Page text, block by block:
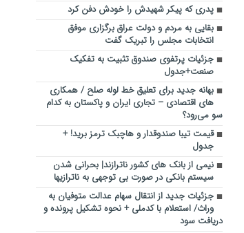
پدری که پیکر شهیدش را خودش دفن کرد
بقایی به مردم و دولت عراق برگزاری موفق
انتخابات مجلس را تبریک گفت
جزئیات پرتفوی صندوق تثبیت به تفکیک
صنعت+جدول
بهانه جدید برای تعلیق خط لوله صلح / همکاری
های اقتصادی – تجاری ایران و پاکستان به کدام
سو می‌رود؟
قیمت تیبا صندوقدار و هاچبک ترمز برید! +
جدول
نیمی از بانک های کشور ناترازند| بحرانی شدن
سیستم بانکی در صورت بی توجهی به ناترازیها
جزئیات جدید از انتقال سهام عدالت متوفیان به
وراث/ استعلام با کدملی + نحوه تشکیل پرونده و
دریافت سود